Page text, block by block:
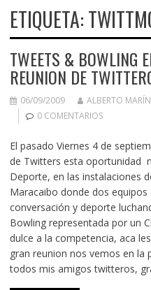
ETIQUETA:
TWEETS & BOWLING
REUNION DE
06/09/2009 ALBERTO
0 COMENTARIOS
El pasado Viernes 4 de
de Twitters esta oportunidad
Deporte, en las instalaciones
Maracaibo donde dos
conversación y deporte
Bowling representada por un
dulce a la competencia, aca
gran reunion nos vemos en
todos mis amigos twitteros,